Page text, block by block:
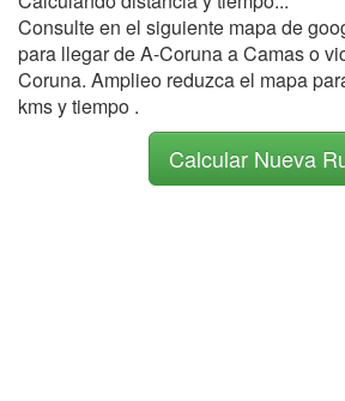
Consulte en el siguiente mapa de
para llegar de A-Coruna a Camas o
Coruna. Amplieo reduzca el mapa
kms y tiempo .
Calcular Nueva